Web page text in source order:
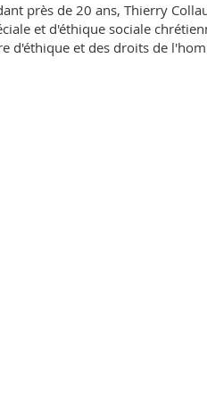
près de 20 ans, Thierry
et d'éthique sociale
d'éthique et des droits de